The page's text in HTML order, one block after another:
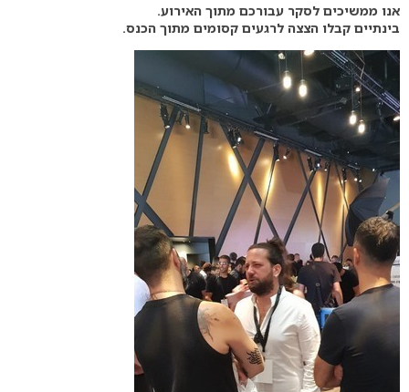
אנו ממשיכים לסקר עבורכם מתוך האירוע.
בינתיים קבלו הצצה לרגעים קסומים מתוך הכנס.